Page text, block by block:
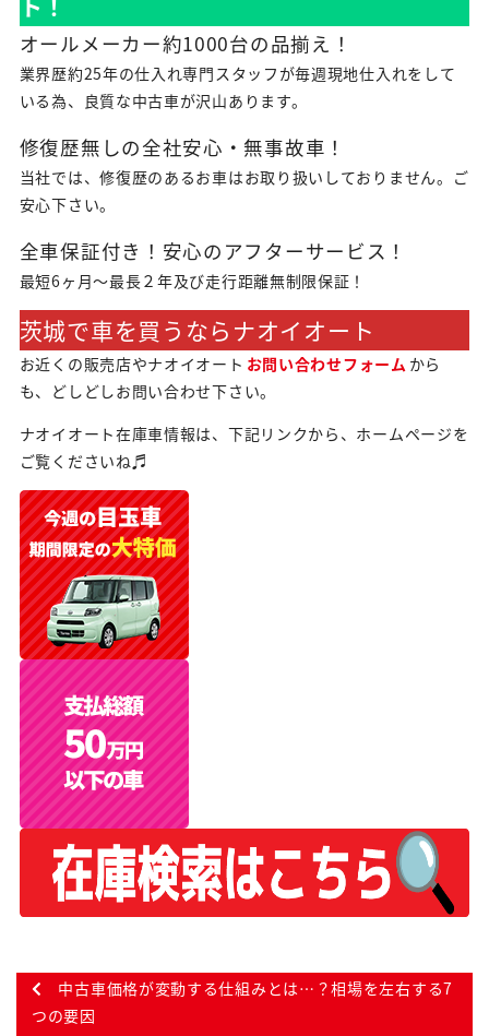
オールメーカー約1000台の品揃え！
業界歴約25年の仕入れ専門スタッフが毎週現地仕入れをして
いる為、良質な中古車が沢山あります。
修復歴無しの全社安心・無事故車！
当社では、修復歴のあるお車はお取り扱いしておりません。ご
安心下さい。
全車保証付き！安心のアフターサービス！
最短6ヶ月～最長２年及び走行距離無制限保証！
茨城で車を買うならナオイオート
お近くの販売店やナオイオート お問い合わせフォーム から
も、どしどしお問い合わせ下さい。
ナオイオート在庫車情報は、下記リンクから、ホームページを
ご覧くださいね♬
中古車価格が変動する仕組みとは…？相場を左右する7
つの要因